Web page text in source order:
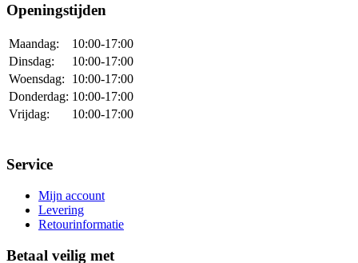
Openingstijden
Maandag:
10:00-17:00
Dinsdag:
10:00-17:00
Woensdag:
10:00-17:00
Donderdag: 10:00-17:00
Vrijdag:
10:00-17:00
Service
Mijn account
Levering
Retourinformatie
Betaal veilig met